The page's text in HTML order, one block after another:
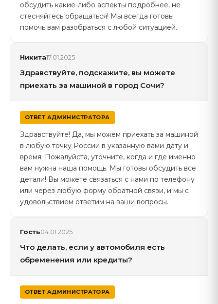
обсудить какие-либо аспекты подробнее, не
стесняйтесь обращаться! Мы всегда готовы
помочь вам разобраться с любой ситуацией.
Никита17.01.2025
Здравствуйте, подскажите, вы можете
приехать за машиной в город Сочи?
ОТВЕТ АДМИНИСТРАТОРА
Здравствуйте! Да, мы можем приехать за машиной
в любую точку России в указанную вами дату и
время. Пожалуйста, уточните, когда и где именно
вам нужна наша помощь. Мы готовы обсудить все
детали! Вы можете связаться с нами по телефону
или через любую форму обратной связи, и мы с
удовольствием ответим на ваши вопросы.
Гость04.01.2025
Что делать, если у автомобиля есть
обременения или кредиты?
ОТВЕТ АДМИНИСТРАТОРА